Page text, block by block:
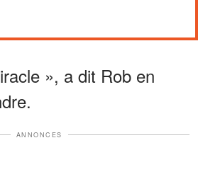
», a dit Rob en
ANNONCES